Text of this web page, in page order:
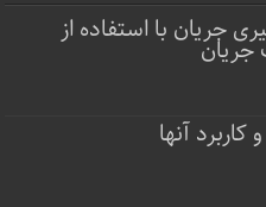
جریان با استفاده از
کاربرد آنها